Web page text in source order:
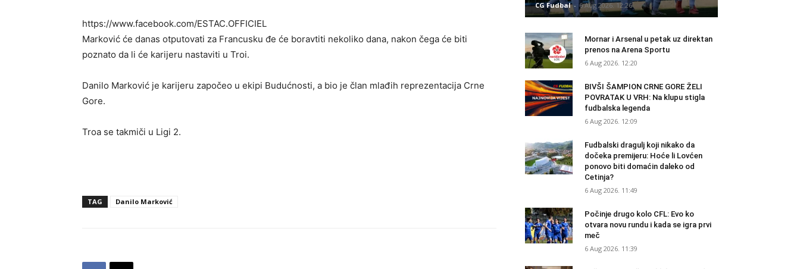
https://www.facebook.com/ESTAC.OFFICIEL
Marković će danas otputovati za Francusku đe će boravtiti nekoliko dana, nakon čega će biti
poznato da li će karijeru nastaviti u Troi.
Danilo Marković je karijeru započeo u ekipi Budućnosti, a bio je član mlađih reprezentacija Crne
Gore.
Troa se takmiči u Ligi 2.
TAG Danilo Marković
CG Fudbal - 6 Aug 2026. 12:26
Mornar i Arsenal u petak uz direktan
prenos na Arena Sportu
6 Aug 2026. 12:20
BIVŠI ŠAMPION CRNE GORE ŽELI
POVRATAK U VRH: Na klupu stigla
fudbalska legenda
6 Aug 2026. 12:09
Fudbalski dragulj koji nikako da
dočeka premijeru: Hoće li Lovćen
ponovo biti domaćin daleko od
Cetinja?
6 Aug 2026. 11:49
Počinje drugo kolo CFL: Evo ko
otvara novu rundu i kada se igra prvi
meč
6 Aug 2026. 11:39